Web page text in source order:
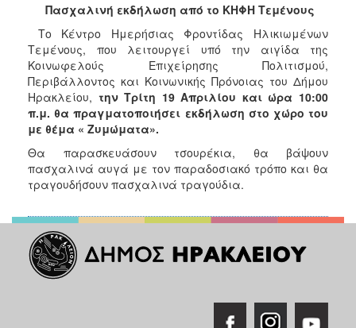
2015
2013
2012
2011
2006
ΔΗΜΟΤΗΣ
ΕΠΙΣΚΕΠΤΗΣ
Πασχαλινή εκδήλωση από το ΚΗΦΗ Τεμένους
Το Κέντρο Ημερήσιας Φροντίδας Ηλικιωμένων
Τεμένους, που λειτουργεί υπό την αιγίδα της
Κοινωφελούς Επιχείρησης Πολιτισμού,
Περιβάλλοντος και Κοινωνικής Πρόνοιας του Δήμου
Ηρακλείου, την Τρίτη 19 Απριλίου και ώρα 10:00
π.μ. θα πραγματοποιήσει εκδήλωση στο χώρο του
με θέμα « Ζυμώματα».
Θα παρασκευάσουν τσουρέκια, θα βάψουν
πασχαλινά αυγά με τον παραδοσιακό τρόπο και θα
τραγουδήσουν πασχαλινά τραγούδια.